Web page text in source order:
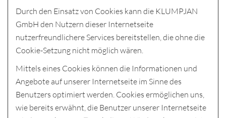
Durch den Einsatz von Cookies kann die KLUMPJAN
GmbH den Nutzern dieser Internetseite
nutzerfreundlichere Services bereitstellen, die ohne die
Cookie-Setzung nicht möglich wären.
Mittels eines Cookies können die Informationen und
Angebote auf unserer Internetseite im Sinne des
Benutzers optimiert werden. Cookies ermöglichen uns,
wie bereits erwähnt, die Benutzer unserer Internetseite